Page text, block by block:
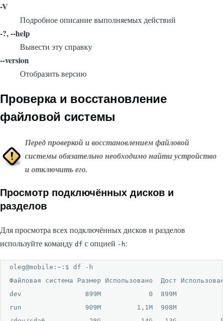
-V
Подробное описание выполняемых действий
-?, --help
Вывести эту справку
--version
Отобразить версию
Проверка и восстановление
файловой системы
Перед проверкой и восстановлением файловой
системы обязательно необходимо найти устройство
и отключить его.
Просмотр подключённых дисков и
разделов
Для просмотра всех подключённых дисков и разделов
используйте команду df с опцией -h:
oleg@mobile:~:$ df -h
Файловая система Размер Использовано  Дост
dev                899M            0  899M
run                909M         1,1M  908M